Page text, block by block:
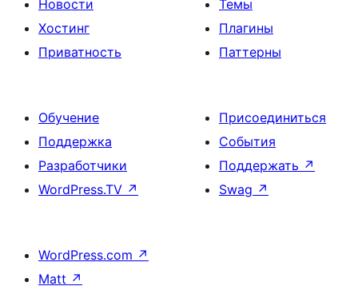
Новости
Хостинг
Приватность
Темы
Плагины
Паттерны
Обучение
Поддержка
Разработчики
WordPress.TV ↗
Присоединиться
События
Поддержать ↗
Swag ↗
WordPress.com ↗
Matt ↗